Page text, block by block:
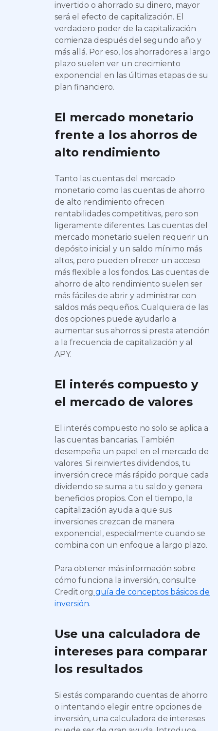
invertido o ahorrado su dinero, mayor
será el efecto de capitalización. El
verdadero poder de la capitalización
comienza después del segundo año y
más allá. Por eso, los ahorradores a largo
plazo suelen ver un crecimiento
exponencial en las últimas etapas de su
plan financiero.
El mercado monetario
frente a los ahorros de
alto rendimiento
Tanto las cuentas del mercado
monetario como las cuentas de ahorro
de alto rendimiento ofrecen
rentabilidades competitivas, pero son
ligeramente diferentes. Las cuentas del
mercado monetario suelen requerir un
depósito inicial y un saldo mínimo más
altos, pero pueden ofrecer un acceso
más flexible a los fondos. Las cuentas de
ahorro de alto rendimiento suelen ser
más fáciles de abrir y administrar con
saldos más pequeños. Cualquiera de las
dos opciones puede ayudarlo a
aumentar sus ahorros si presta atención
a la frecuencia de capitalización y al
APY.
El interés compuesto y
el mercado de valores
El interés compuesto no solo se aplica a
las cuentas bancarias. También
desempeña un papel en el mercado de
valores. Si reinviertes dividendos, tu
inversión crece más rápido porque cada
dividendo se suma a tu saldo y genera
beneficios propios. Con el tiempo, la
capitalización ayuda a que sus
inversiones crezcan de manera
exponencial, especialmente cuando se
combina con un enfoque a largo plazo.
Para obtener más información sobre
cómo funciona la inversión, consulte
Credit.org guía de conceptos básicos de
inversión.
Use una calculadora de
intereses para comparar
los resultados
Si estás comparando cuentas de ahorro
o intentando elegir entre opciones de
inversión, una calculadora de intereses